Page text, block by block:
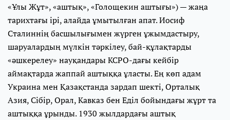
«Ұлы Жұт», «аштық», «Голощекин аштығы») — жаңа
тарихтағы ірі, алайда ұмытылған апат. Иосиф
Сталиннің басшылығымен жүрген ұжымдастыру,
шаруалардың мүлкін тәркілеу, бай-құлақтарды
«әшкерелеу» науқандары КСРО-дағы кейбір
аймақтарда жаппай аштыққа ұласты. Ең көп адам
Украина мен Қазақстанда зардап шекті, Орталық
Азия, Сібір, Орал, Кавказ бен Еділ бойындағы жұрт та
аштыққа ұрынды. 1930 жылдардағы аштық